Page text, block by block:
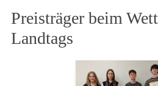
Preisträger beim
Landtags